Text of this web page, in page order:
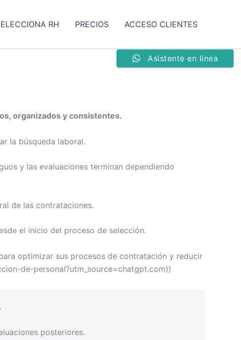
RH PRECIOS ACCESO CLIENTES
organizados y consistentes.
la búsqueda laboral.
y las evaluaciones terminan dependiendo
de las contrataciones.
el inicio del proceso de selección.
optimizar sus procesos de contratación y reducir
de-personal?utm_source=chatgpt.com))
posteriores.
Asistente en línea